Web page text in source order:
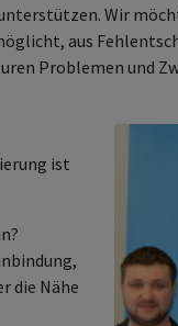
Wir
aus
Problemen und
ist
die Nähe